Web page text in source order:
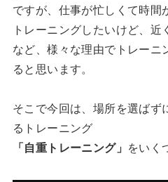
ですが、仕事が忙しくて時
トレーニングしたいけど、
など、様々な理由でトレーニ
ると思います。
そこで今回は、場所を選ばず
るトレーニング
「自重トレーニング」 をいく